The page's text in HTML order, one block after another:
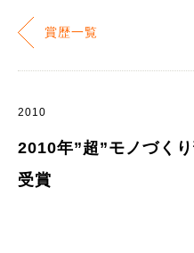
賞歴一覧
2010
2010年”超”モノづく
受賞